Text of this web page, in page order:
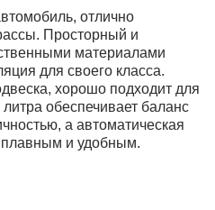
отлично
Просторный и
материалами
для своего класса.
хорошо подходит для
обеспечивает баланс
а автоматическая
плавным и удобным.